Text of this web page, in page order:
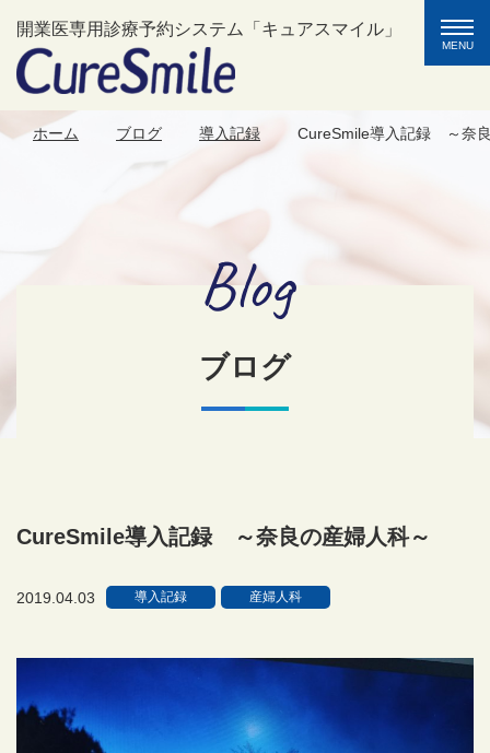
開業医専用診療予約システム「キュアスマイル」
ホーム ブログ 導入記録 CureSmile導入記録 ～奈
ブログ
Blog
CureSmile導入記録 ～奈良の産婦人科～
2019.04.03 導入記録 産婦人科
toggle
MENU